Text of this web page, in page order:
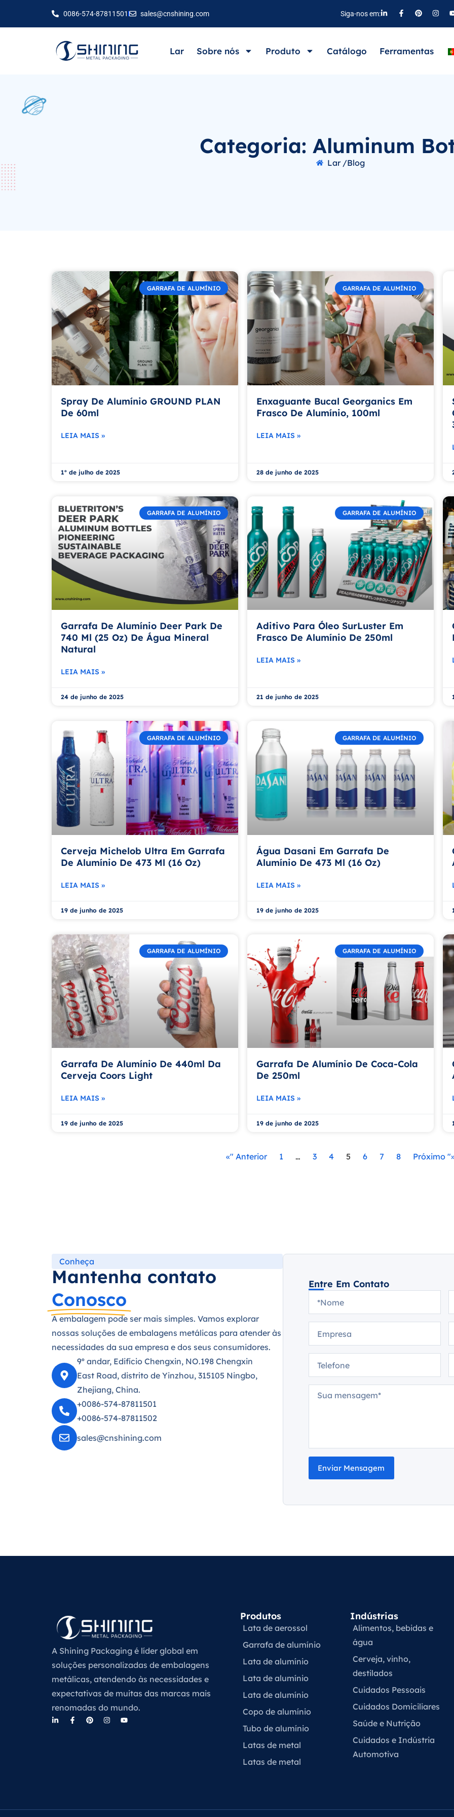
0086-574-87811501 sales@cnshining.com Siga-nos em:
Lar Sobre nós Produto Catálogo Ferramentas
Categoria: Aluminum
Lar /Blog
GARRAFA DE ALUMÍNIO
Spray De Alumínio GROUND PLAN
De 60ml
LEIA MAIS »
1º de julho de 2025
GARRAFA DE ALUMÍNIO
Enxaguante Bucal Georganics Em
Frasco De Alumínio, 100ml
LEIA MAIS »
28 de junho de 2025
GARRAFA DE ALUMÍNIO
Garrafa De Alumínio Deer Park De
740 Ml (25 Oz) De Água Mineral
Natural
LEIA MAIS »
24 de junho de 2025
GARRAFA DE ALUMÍNIO
Aditivo Para Óleo SurLuster Em
Frasco De Alumínio De 250ml
LEIA MAIS »
21 de junho de 2025
GARRAFA DE ALUMÍNIO
Cerveja Michelob Ultra Em Garrafa
De Alumínio De 473 Ml (16 Oz)
LEIA MAIS »
19 de junho de 2025
GARRAFA DE ALUMÍNIO
Água Dasani Em Garrafa De
Alumínio De 473 Ml (16 Oz)
LEIA MAIS »
19 de junho de 2025
GARRAFA DE ALUMÍNIO
Garrafa De Alumínio De 440ml Da
Cerveja Coors Light
LEIA MAIS »
19 de junho de 2025
GARRAFA DE ALUMÍNIO
Garrafa De Alumínio De Coca-Cola
De 250ml
LEIA MAIS »
19 de junho de 2025
«" Anterior 1 … 3 4 5 6 7 8 Próximo
Conheça
Mantenha contato
Conosco
A embalagem pode ser mais simples. Vamos explorar
nossas soluções de embalagens metálicas para atender às
necessidades da sua empresa e dos seus consumidores.
9º andar, Edifício Chengxin, NO.198 Chengxin
East Road, distrito de Yinzhou, 315105 Ningbo,
Zhejiang, China.
+0086-574-87811501
+0086-574-87811502
sales@cnshining.com
Entre Em Contato
Enviar Mensagem
A Shining Packaging é líder global em
soluções personalizadas de embalagens
metálicas, atendendo às necessidades e
expectativas de muitas das marcas mais
renomadas do mundo.
Produtos
Lata de aerossol
Garrafa de alumínio
Lata de alumínio
Lata de alumínio
Lata de alumínio
Copo de alumínio
Tubo de alumínio
Latas de metal
Latas de metal
Indústrias
Alimentos, bebidas e
água
Cerveja, vinho,
destilados
Cuidados Pessoais
Cuidados Domiciliares
Saúde e Nutrição
Cuidados e Indústria
Automotiva